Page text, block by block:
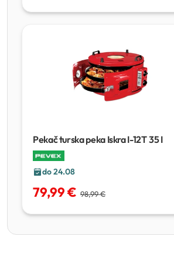
Pekač turska peka Iskra I-12T35 I
do 24.08
79,99 € 98,99 €